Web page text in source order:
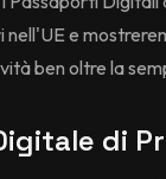
e
ben oltre la
di